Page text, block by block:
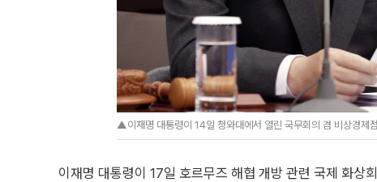
▲이재명 대통령이 14일 청와대에서 열린 국무회의 겸 비상경제
이재명 대통령이 17일 호르무즈 해협 개방 관련 국제 화상